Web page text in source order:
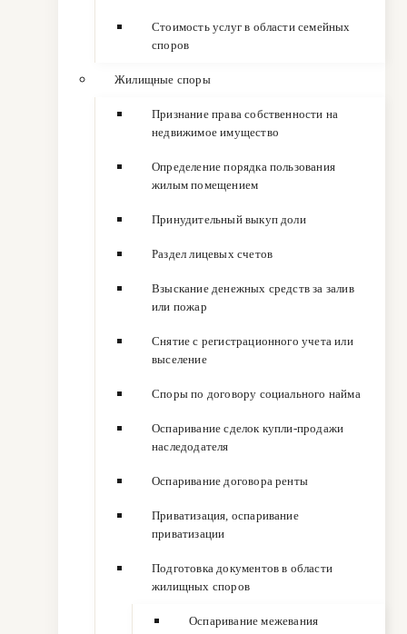
Стоимость услуг в области семейных
споров
Жилищные споры
Признание права собственности на
недвижимое имущество
Определение порядка пользования
жилым помещением
Принудительный выкуп доли
Раздел лицевых счетов
Взыскание денежных средств за залив
или пожар
Снятие с регистрационного учета или
выселение
Споры по договору социального найма
Оспаривание сделок купли-продажи
наследодателя
Оспаривание договора ренты
Приватизация, оспаривание
приватизации
Подготовка документов в области
жилищных споров
Оспаривание межевания